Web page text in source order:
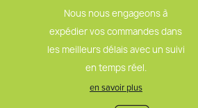
Nous nous engageons à
expédier vos commandes dans
les meilleurs délais avec un suivi
en temps réel.
en savoir plus